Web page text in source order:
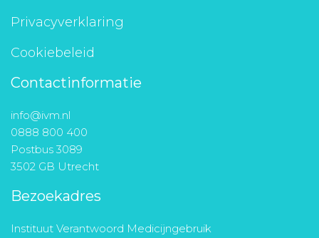
Privacyverklaring
Cookiebeleid
Contactinformatie
info@ivm.nl
0888 800 400
Postbus 3089
3502 GB Utrecht
Bezoekadres
Instituut Verantwoord Medicijngebruik